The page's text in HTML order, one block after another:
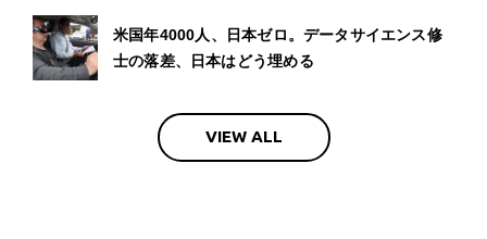
米国年4000人、日本ゼロ。データサイエンス修
士の落差、日本はどう埋める
VIEW ALL